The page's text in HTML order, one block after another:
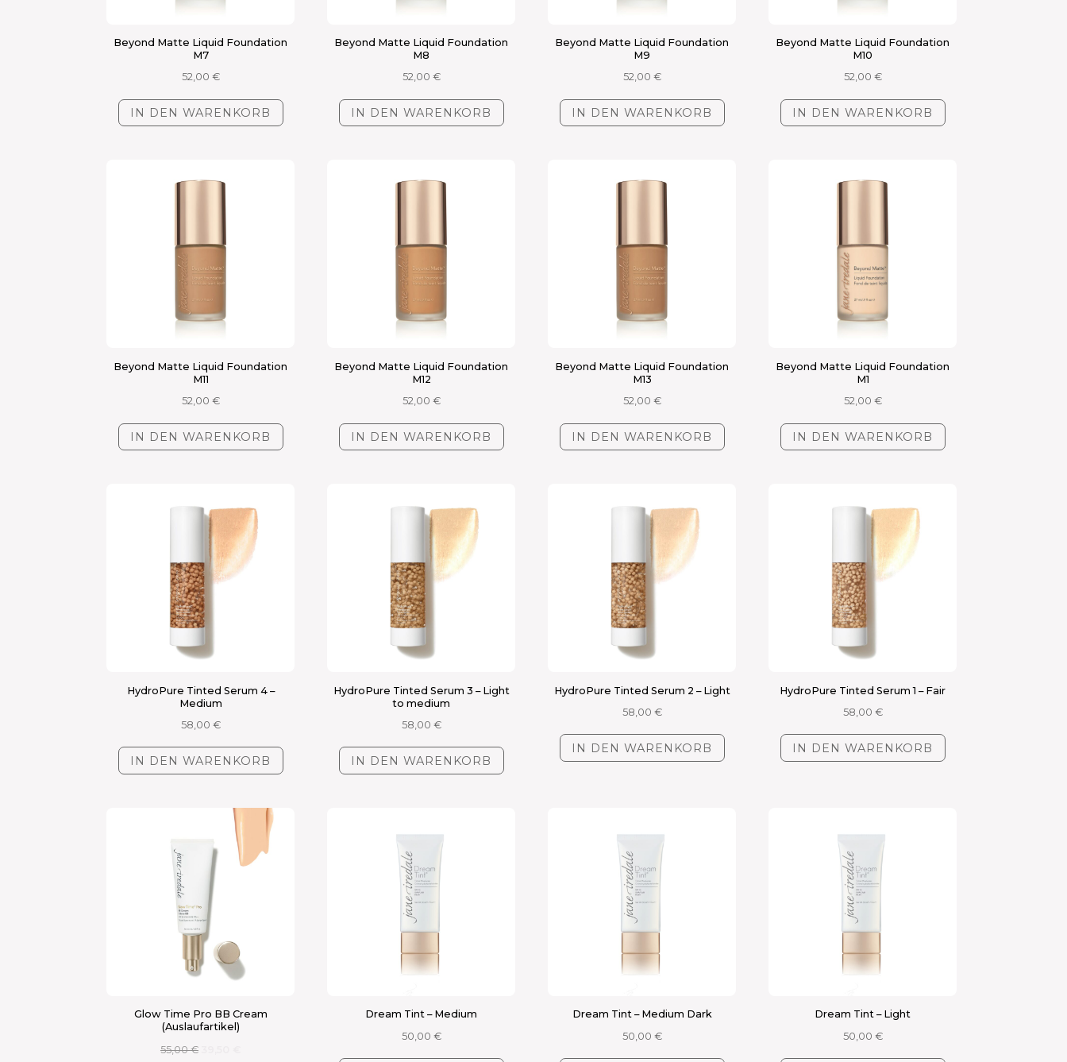
Beyond Matte Liquid Foundation
M7
52,00 €
IN DEN WARENKORB
Beyond Matte Liquid Foundation
M8
52,00 €
IN DEN WARENKORB
Beyond Matte Liquid Foundation
M9
52,00 €
IN DEN WARENKORB
Beyond Matte Liquid Foundation
M10
52,00 €
IN DEN WARENKORB
Beyond Matte Liquid Foundation
M11
52,00 €
IN DEN WARENKORB
Beyond Matte Liquid Foundation
M12
52,00 €
IN DEN WARENKORB
Beyond Matte Liquid Foundation
M13
52,00 €
IN DEN WARENKORB
Beyond Matte Liquid Foundation
M1
52,00 €
IN DEN WARENKORB
HydroPure Tinted Serum 4 –
Medium
58,00 €
IN DEN WARENKORB
HydroPure Tinted Serum 3 – Light
to medium
58,00 €
IN DEN WARENKORB
HydroPure Tinted Serum 2 – Light
58,00 €
IN DEN WARENKORB
HydroPure Tinted Serum 1 – Fair
58,00 €
IN DEN WARENKORB
Glow Time Pro BB Cream
(Auslaufartikel)
55,00€
Dream Tint – Medium
50,00 €
Dream Tint – Medium Dark
50,00 €
Dream Tint – Light
50,00 €